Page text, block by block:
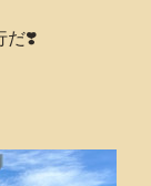
だ❣️